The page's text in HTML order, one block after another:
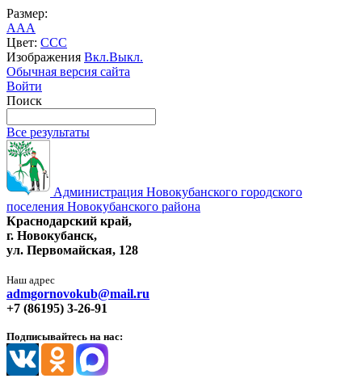
Размер:
AAA
Цвет: CCC
Изображения Вкл.Выкл.
Обычная версия сайта
Войти
Поиск
Все результаты
Администрация Новокубанского городского
поселения Новокубанского района
Краснодарский край,
г. Новокубанск,
ул. Первомайская, 128
Наш адрес
admgornovokub@mail.ru
+7 (86195) 3-26-91
Подписывайтесь на нас: